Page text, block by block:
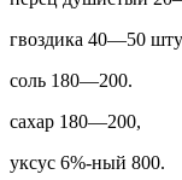
гвоздика 40—50
соль 180—200.
сахар 180—200,
уксус 6%-ный 800.